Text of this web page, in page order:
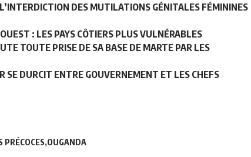
DES MUTILATIONS GÉNITALES FÉMININES
: LES PAYS CÔTIERS PLUS VULNÉRABLES
TOUTE PRISE DE SA BASE DE MARTE PAR LES
SE DURCIT ENTRE GOUVERNEMENT ET LES CHEFS
PRÉCOCES OUGANDA